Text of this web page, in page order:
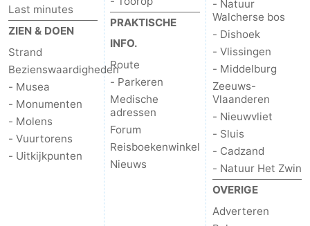
Last minutes
ZIEN & DOEN
Strand
Bezienswaardigheden
- Musea
- Monumenten
- Molens
- Vuurtorens
- Uitkijkpunten
PRAKTISCHE
INFO.
Route
- Parkeren
Medische
adressen
Forum
Reisboekenwinkel
Nieuws
- Natuur
Walcherse bos
- Dishoek
- Vlissingen
- Middelburg
Zeeuws-
Vlaanderen
- Nieuwvliet
- Sluis
- Cadzand
- Natuur Het Zwin
OVERIGE
Adverteren